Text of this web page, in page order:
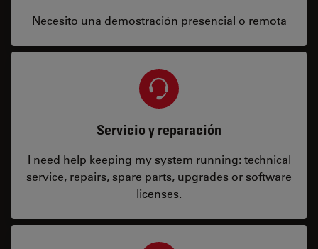
Necesito una demostración presencial o remota
Servicio y reparación
I need help keeping my system running: technical
service, repairs, spare parts, upgrades or software
licenses.